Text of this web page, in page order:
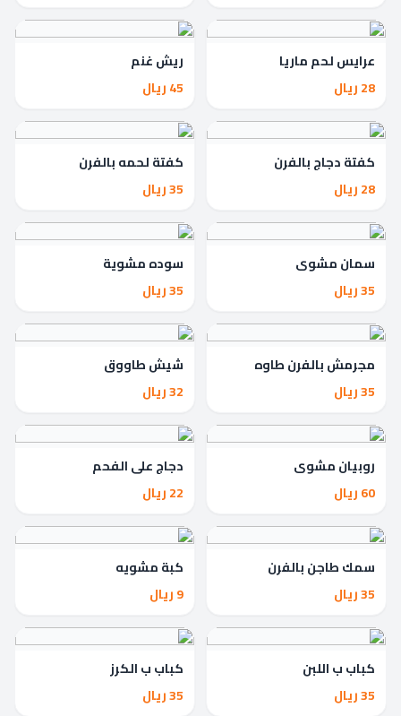
عرايس لحم ماريا
28 ريال
ريش غنم
45 ريال
كفتة دجاج بالفرن
28 ريال
كفتة لحمه بالفرن
35 ريال
سمان مشوي
35 ريال
سوده مشوية
35 ريال
مجرمش بالفرن طاوه
35 ريال
شيش طاووق
32 ريال
روبيان مشوي
60 ريال
دجاج على الفحم
22 ريال
سمك طاجن بالفرن
35 ريال
كبة مشويه
9 ريال
كباب ب اللبن
35 ريال
كباب ب الكرز
35 ريال